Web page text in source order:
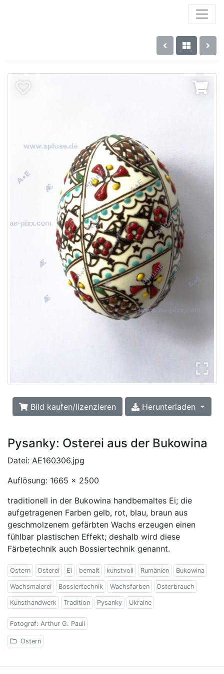
Bild kaufen/lizenzieren Herunterladen
Pysanky: Osterei aus der Bukowina
Datei: AE160306.jpg
Auflösung: 1665 x 2500
traditionell in der Bukowina handbemaltes Ei; die
aufgetragenen Farben gelb, rot, blau, braun aus
geschmolzenem gefärbten Wachs erzeugen einen
fühlbar plastischen Effekt; deshalb wird diese
Färbetechnik auch Bossiertechnik genannt.
Ostern Osterei Ei bemalt kunstvoll Rumänien Bukowina
Wachsmalerei Bossiertechnik Wachsfarben Osterbrauch
Kunsthandwerk Tradition Pysanky Ukraine
Fotograf: Arthur G. Pauli
Ostern